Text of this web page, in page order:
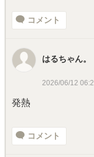
コメント
はるちゃん。
2026/06/12
発熱
コメント